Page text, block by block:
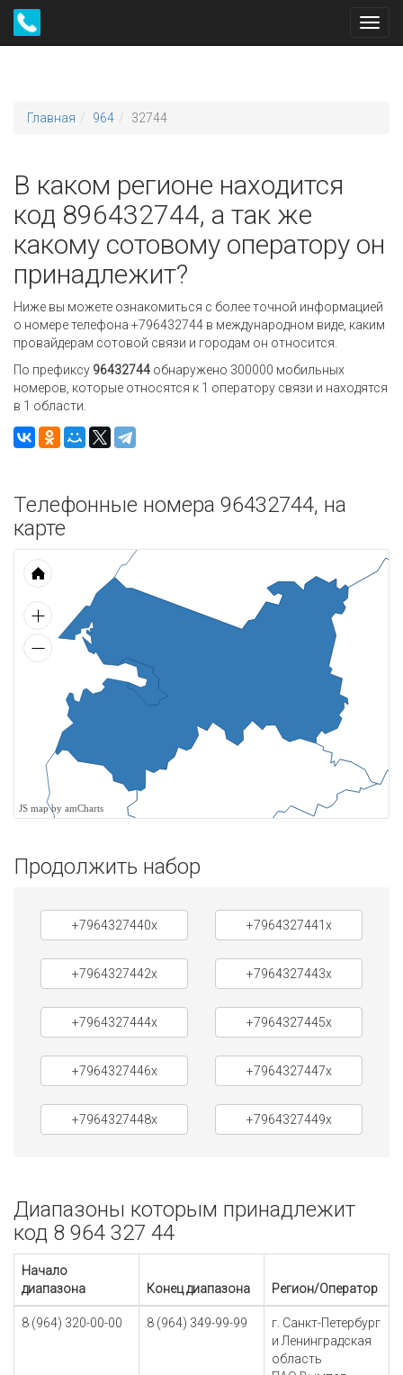
Главная 964 32744
В каком регионе находится
код 896432744, а так же
какому сотовому оператору он
принадлежит?
Ниже вы можете ознакомиться с более точной информацией
о номере телефона +796432744 в международном виде, каким
провайдерам сотовой связи и городам он относится.
По префиксу 96432744 обнаружено 300000 мобильных
номеров, которые относятся к 1 оператору связи и находятся
в 1 области.
Телефонные номера 96432744, на
карте
JS map by amCharts
Продолжить набор
+7964327440x +7964327441x
+7964327442x +7964327443x
+7964327444x +7964327445x
+7964327446x +7964327447x
+7964327448x +7964327449x
Диапазоны которым принадлежит
код 8 964 327 44
Начало
диапазона
Конец диапазона Регион/Оператор
8 (964) 320-00-00 8 (964) 349-99-99
г. Санкт-Петербург
и Ленинградская
область